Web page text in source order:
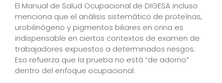
El Manual de Salud Ocupacional de DIGESA incluso
menciona que el análisis sistemático de proteínas,
urobilinógeno y pigmentos biliares en orina es
indispensable en ciertos contextos de examen de
trabajadores expuestos a determinados riesgos.
Eso refuerza que la prueba no está “de adorno”
dentro del enfoque ocupacional.